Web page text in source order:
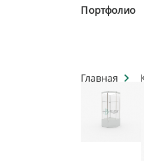
Портфолио
Главная